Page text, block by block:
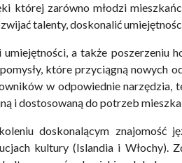
której zarówno młodzi
talenty, doskonalić
a także poszerzeniu
które przyciągną nowych
w odpowiednie
i dostosowaną do potrzeb
doskonalącym znajomość
kultury (Islandia i Włochy).